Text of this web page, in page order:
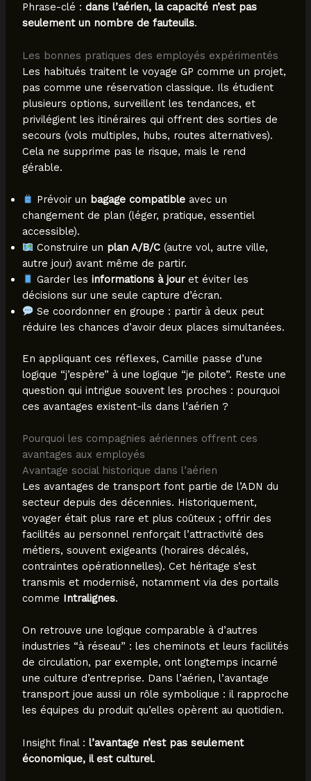
Phrase-clé : dans l’aérien, la capacité n’est pas
seulement un nombre de fauteuils.
Les bonnes pratiques des employés expérimentés
Les habitués traitent le voyage GP comme un projet,
pas comme une réservation classique. Ils étudient
plusieurs options, surveillent les tendances, et
privilégient les itinéraires qui offrent des sorties de
secours (vols multiples, hubs, routes alternatives).
Cela ne supprime pas le risque, mais le rend
gérable.
Prévoir un bagage compatible avec un
changement de plan (léger, pratique, essentiel
accessible).
Construire un plan A/B/C (autre vol, autre ville,
autre jour) avant même de partir.
Garder lesinformations à jouret éviter les
décisions sur une seule capture d’écran.
Se coordonner en groupe : partir à deux peut
réduire les chances d’avoir deux places simultanées.
En appliquant ces réflexes, Camille passe d’une
logique “j’espère” à une logique “je pilote”. Reste une
question qui intrigue souvent les proches : pourquoi
ces avantages existent-ils dans l’aérien ?
Pourquoi les compagnies aériennes offrent ces
avantages aux employés
Avantage social historique dans l’aérien
Les avantages de transport font partie de l’ADN du
secteur depuis des décennies. Historiquement,
voyager était plus rare et plus coûteux ; offrir des
facilités au personnel renforçait l’attractivité des
métiers, souvent exigeants (horaires décalés,
contraintes opérationnelles). Cet héritage s’est
transmis et modernisé, notamment via des portails
comme Intralignes.
On retrouve une logique comparable à d’autres
industries “à réseau” : les cheminots et leurs facilités
de circulation, par exemple, ont longtemps incarné
une culture d’entreprise. Dans l’aérien, l’avantage
transport joue aussi un rôle symbolique : il rapproche
les équipes du produit qu’elles opèrent au quotidien.
Insight final : l’avantage n’est pas seulement
économique, il est culturel.